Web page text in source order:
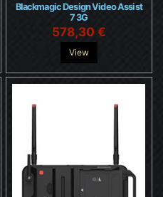
Blackmagic Design Video Assist
7 3G
578,30 €
View